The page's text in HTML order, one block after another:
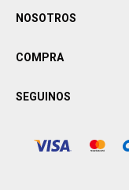
NOSOTROS
COMPRA
SEGUINOS